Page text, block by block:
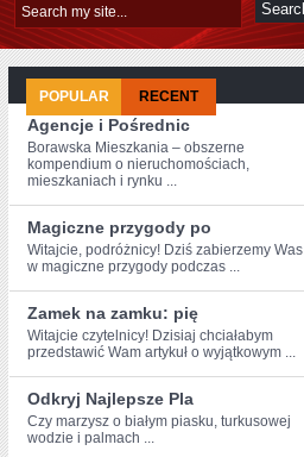
POPULAR RECENT
Agencje i Pośrednic
Borawska Mieszkania – obszerne
kompendium o nieruchomościach,
mieszkaniach i rynku ...
Magiczne przygody po
Witajcie, podróżnicy! Dziś zabierzemy Was
w⁣ magiczne​ przygody podczas ...
Zamek na zamku: pię
Witajcie czytelnicy! Dzisiaj chciałabym ​
przedstawić ⁢Wam artykuł⁢ o wyjątkowym ...
Odkryj Najlepsze Pla
Czy marzysz o białym piasku, turkusowej⁣
wodzie i palmach ...